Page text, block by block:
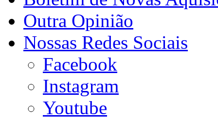
Outra Opinião
Nossas Redes Sociais
Facebook
Instagram
Youtube